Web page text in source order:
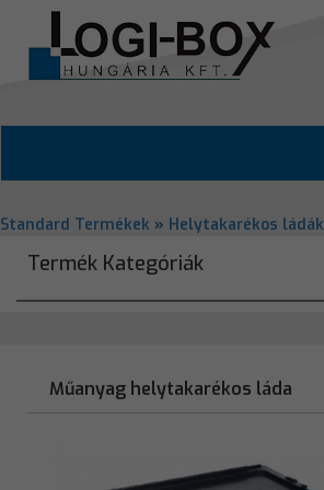
Standard Termékek » Helytakarékos ládák
Termék Kategóriák
Műanyag helytakarékos láda